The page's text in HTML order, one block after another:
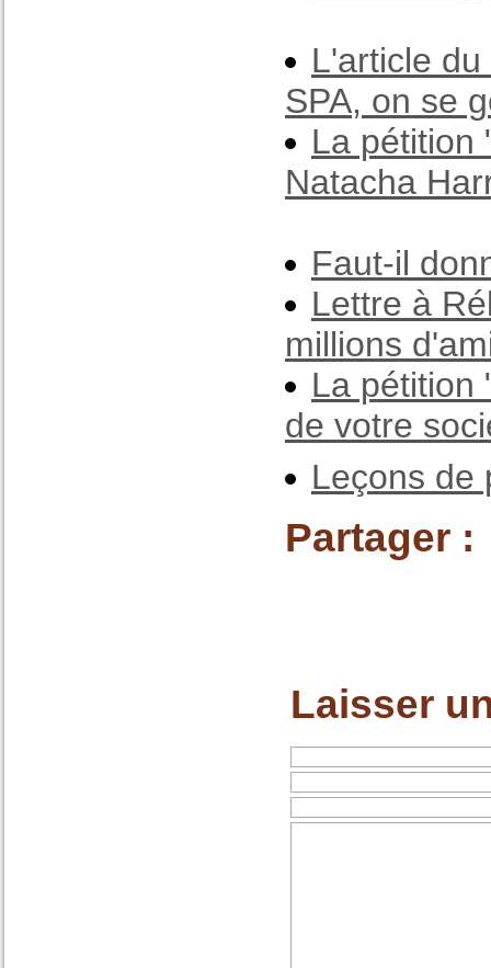
L'article
SPA, on se
La pétition
Natacha
Faut-il
Lettre à
millions
La pétition
de votre
Leçons de
Partager :
Laisser